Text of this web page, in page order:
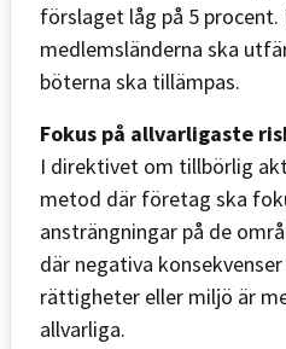
förslaget låg på 5 procent.
medlemsländerna ska
böterna ska tillämpas.
Fokus på allvarligaste
I direktivet om tillbörlig
metod där företag ska
ansträngningar på de
där negativa
rättigheter eller miljö är
allvarliga.